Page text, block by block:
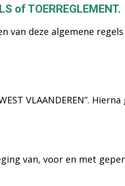
of TOERREGLEMENT.
van deze algemene
VLAANDEREN”.
van, voor en met